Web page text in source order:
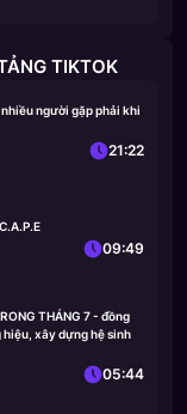
TIKTOK
nhiều người gặp phải khi
21:22
09:49
THÁNG 7 - đồng
xây dựng hệ sinh
05:44